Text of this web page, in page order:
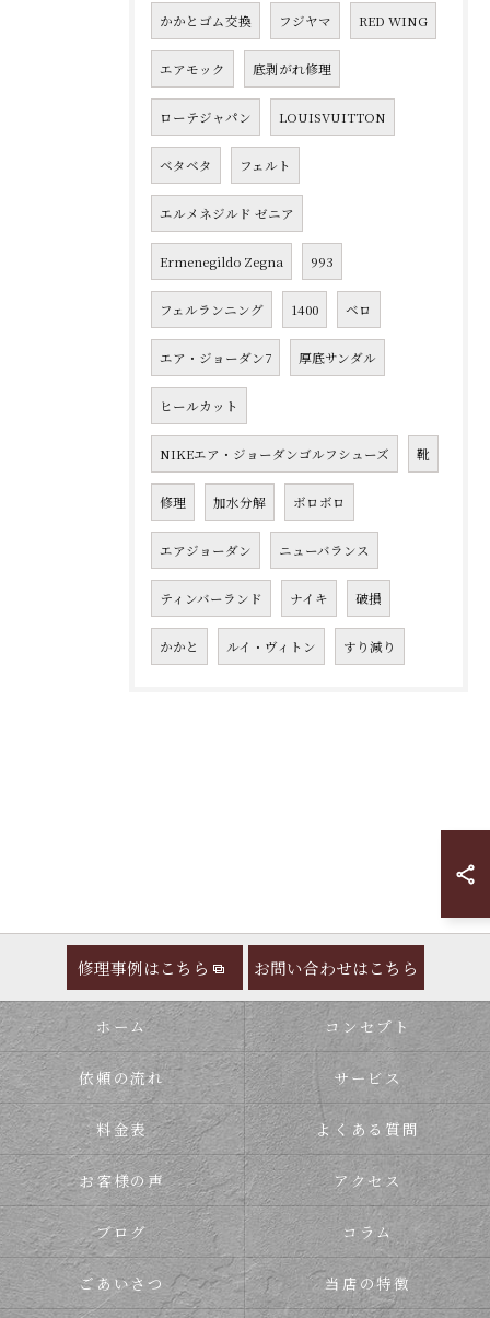
かかとゴム交換 フジヤマ RED WING
エアモック 底剥がれ修理
ローテジャパン LOUISVUITTON
ベタベタ フェルト
エルメネジルド ゼニア
Ermenegildo Zegna 993
フェルランニング 1400 ベロ
エア・ジョーダン7 厚底サンダル
ヒールカット
NIKEエア・ジョーダンゴルフシューズ 靴
修理 加水分解 ボロボロ
エアジョーダン ニューバランス
ティンバーランド ナイキ 破損
かかと ルイ・ヴィトン すり減り
修理事例はこちら お問い合わせはこちら
ホーム コンセプト
依頼の流れ サービス
料金表 よくある質問
お客様の声 アクセス
ブログ コラム
ごあいさつ 当店の特徴